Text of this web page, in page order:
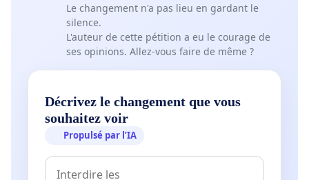
Le changement n'a pas lieu en gardant le
silence.
L'auteur de cette pétition a eu le courage de
ses opinions. Allez-vous faire de même ?
Décrivez le changement que vous
souhaitez voir
Propulsé par l’IA